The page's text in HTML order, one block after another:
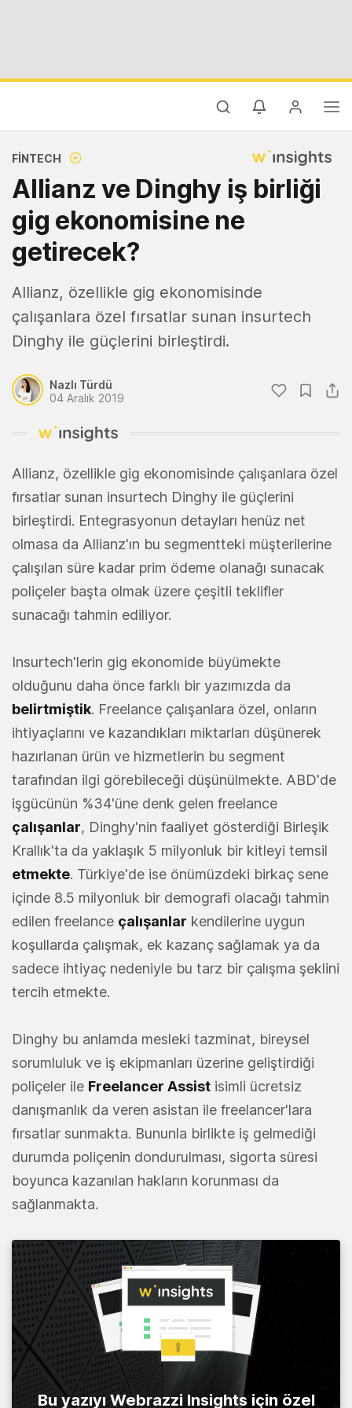
FINTECH
Allianz ve Dinghy iş birliği
gig ekonomisine ne
getirecek?
Allianz, özellikle gig ekonomisinde
çalışanlara özel fırsatlar sunan insurtech
Dinghy ile güçlerini birleştirdi.
Nazlı Türdü
04 Aralık 2019
Allianz, özellikle gig ekonomisinde çalışanlara özel
fırsatlar sunan insurtech Dinghy ile güçlerini
birleştirdi. Entegrasyonun detayları henüz net
olmasa da Allianz'ın bu segmentteki müşterilerine
çalışılan süre kadar prim ödeme olanağı sunacak
poliçeler başta olmak üzere çeşitli teklifler
sunacağı tahmin ediliyor.
Insurtech'lerin gig ekonomide büyümekte
olduğunu daha önce farklı bir yazımızda da
belirtmiştik. Freelance çalışanlara özel, onların
ihtiyaçlarını ve kazandıkları miktarları düşünerek
hazırlanan ürün ve hizmetlerin bu segment
tarafından ilgi görebileceği düşünülmekte. ABD'de
işgücünün %34'üne denk gelen freelance
çalışanlar, Dinghy'nin faaliyet gösterdiği Birleşik
Krallık'ta da yaklaşık 5 milyonluk bir kitleyi temsil
etmekte. Türkiye'de ise önümüzdeki birkaç sene
içinde 8.5 milyonluk bir demografi olacağı tahmin
edilen freelance çalışanlar kendilerine uygun
koşullarda çalışmak, ek kazanç sağlamak ya da
sadece ihtiyaç nedeniyle bu tarz bir çalışma şeklini
tercih etmekte.
Dinghy bu anlamda mesleki tazminat, bireysel
sorumluluk ve iş ekipmanları üzerine geliştirdiği
poliçeler ile Freelancer Assist isimli ücretsiz
danışmanlık da veren asistan ile freelancer'lara
fırsatlar sunmakta. Bununla birlikte iş gelmediği
durumda poliçenin dondurulması, sigorta süresi
boyunca kazanılan hakların korunması da
sağlanmakta.
Bu yazıyı Webrazzi Insights için özel